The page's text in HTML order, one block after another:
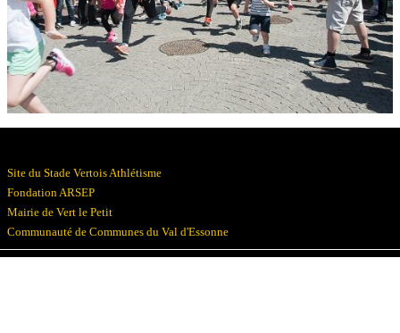
Partenaires
Photos▼
Site du Stade Vertois Athlétisme
Fondation ARSEP
Mairie de Vert le Petit
Communauté de Communes du Val d'Essonne